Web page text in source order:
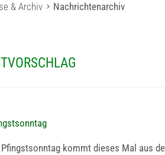
& Archiv Nachrichtenarchiv
kommt dieses Mal aus